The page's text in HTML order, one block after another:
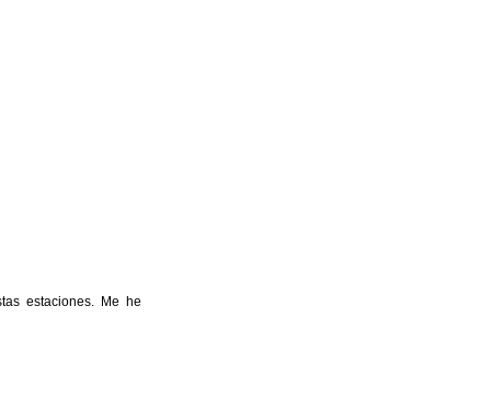
estaciones. Me he